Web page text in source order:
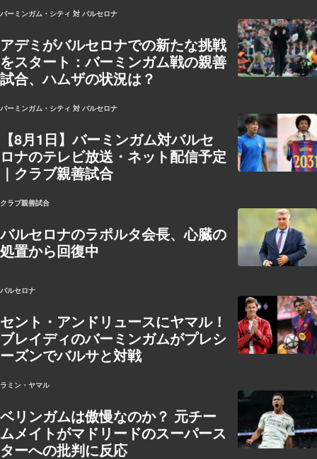
バーミンガム・シティ 対 バルセロナ
アデミがバルセロナでの新たな挑戦
をスタート：バーミンガム戦の親善
試合、ハムザの状況は？
バーミンガム・シティ 対 バルセロナ
【8月1日】バーミンガム対バルセ
ロナのテレビ放送・ネット配信予定
｜クラブ親善試合
クラブ親善試合
バルセロナのラポルタ会長、心臓の
処置から回復中
バルセロナ
セント・アンドリュースにヤマル！
ブレイディのバーミンガムがプレシ
ーズンでバルサと対戦
ラミン・ヤマル
ベリンガムは傲慢なのか？ 元チー
ムメイトがマドリードのスーパース
ターへの批判に反応